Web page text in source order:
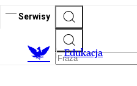
Serwisy
Edukacja